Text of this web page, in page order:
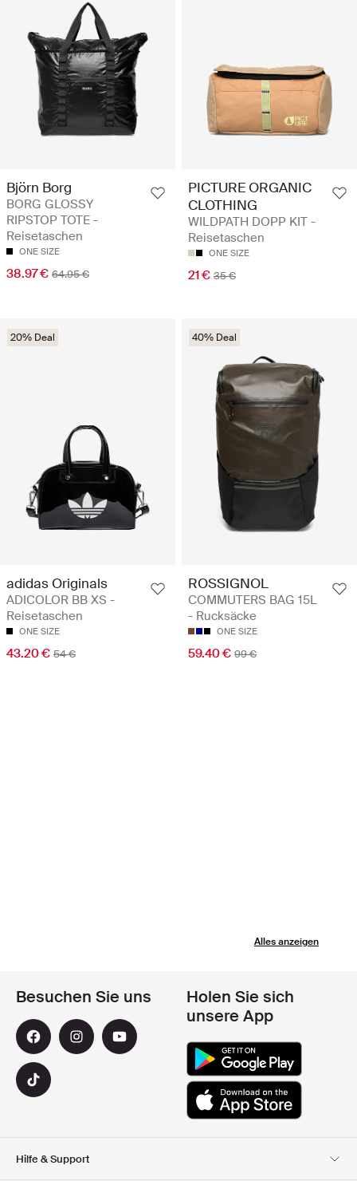
Björn Borg
BORG GLOSSY
RIPSTOP TOTE -
Reisetaschen
ONE SIZE
38.97 € 64.95 €
PICTURE ORGANIC
CLOTHING
WILDPATH DOPP KIT -
Reisetaschen
ONE SIZE
21 € 35 €
20% Deal
adidas Originals
ADICOLOR BB XS -
Reisetaschen
ONE SIZE
43.20 € 54 €
40% Deal
ROSSIGNOL
COMMUTERS BAG 15L
- Rucksäcke
ONE SIZE
59.40 € 99 €
Alles anzeigen
Hilfe & Support
Besuchen Sie uns
Holen Sie sich
unsere App